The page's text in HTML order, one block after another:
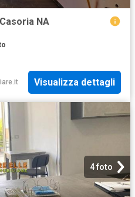
NA
Visualizza dettagli
4 foto